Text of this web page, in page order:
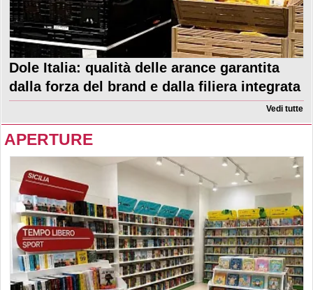
Dole Italia: qualità delle arance garantita
dalla forza del brand e dalla filiera integrata
Vedi tutte
APERTURE